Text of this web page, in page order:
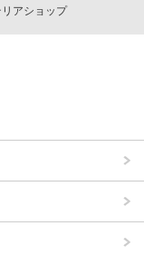
アショップ